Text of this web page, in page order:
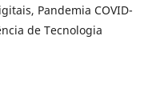
Pandemia COVID-
de Tecnologia